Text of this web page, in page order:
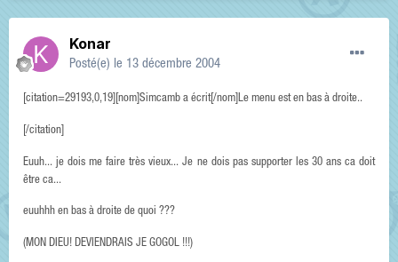
Konar
Posté(e) le 13 décembre 2004
[citation=29193,0,19][nom]Simcamb a écrit[/nom]Le menu est en bas à droite..
[/citation]
Euuh... je dois me faire très vieux... Je ne dois pas supporter les 30 ans ca doit
être ca...
euuhhh en bas à droite de quoi ???
(MON DIEU! DEVIENDRAIS JE GOGOL !!!)